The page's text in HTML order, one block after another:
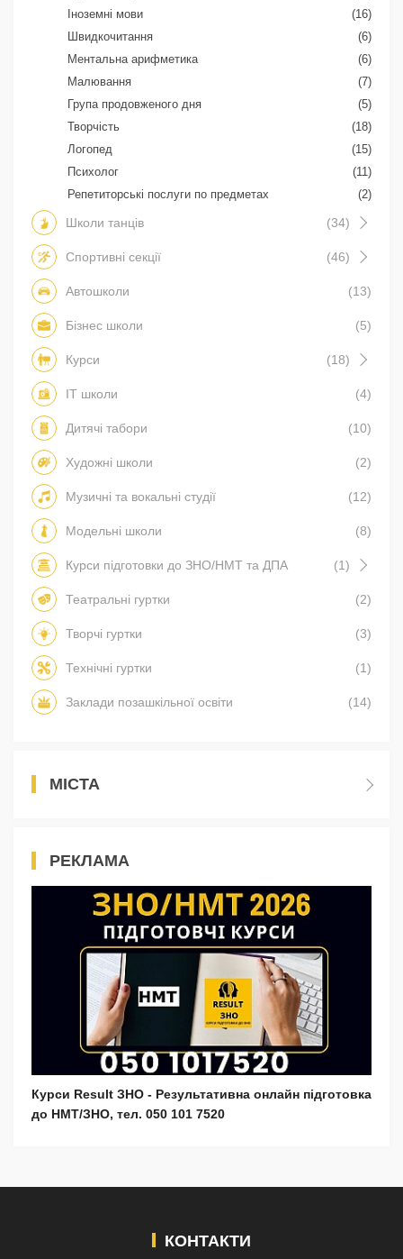
Іноземні мови
(16)
Швидкочитання
(6)
Ментальна арифметика
(6)
Малювання
(7)
Група продовженого дня
(5)
Творчість
(18)
Логопед
(15)
Психолог
(11)
Репетиторські послуги по предметах
(2)
Школи танців (34)
Спортивні секції (46)
Автошколи (13)
Бізнес школи (5)
Курси (18)
IT школи (4)
Дитячі табори (10)
Художні школи (2)
Музичні та вокальні студії (12)
Модельні школи (8)
Курси підготовки до ЗНО/НМТ та ДПА (1)
Театральні гуртки (2)
Творчі гуртки (3)
Технічні гуртки (1)
Заклади позашкільної освіти (14)
МІСТА
РЕКЛАМА
Курси Result ЗНО - Результативна онлайн підготовка
до НМТ/ЗНО, тел. 050 101 7520
КОНТАКТИ